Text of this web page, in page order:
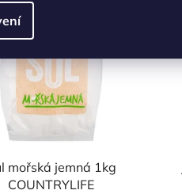
mořská jemná 1kg
COUNTRYLIFE